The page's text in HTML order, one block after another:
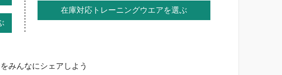
在庫対応トレーニングウエアを選ぶ
みんなにシェアしよう